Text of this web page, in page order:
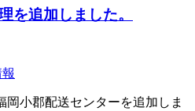
を追加しました。
岡小郡配送センターを追加しま